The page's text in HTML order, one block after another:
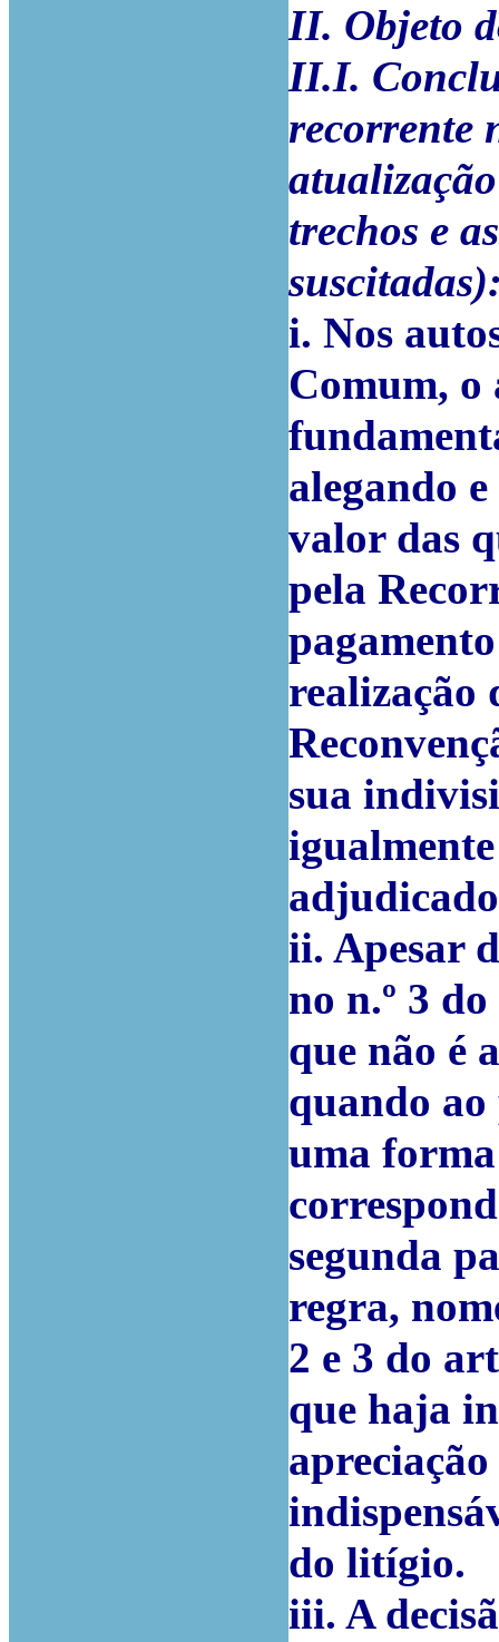
II. Objeto
II.I.
recorrente
trechos e
suscitadas)
i. Nos
Comum, o
alegando
valor das
pela
realização
sua
ii. Apesar
no n.º 3
que não é
quando
uma
segunda
regra,
2 e 3 do
que haja
do litígio.
iii. A